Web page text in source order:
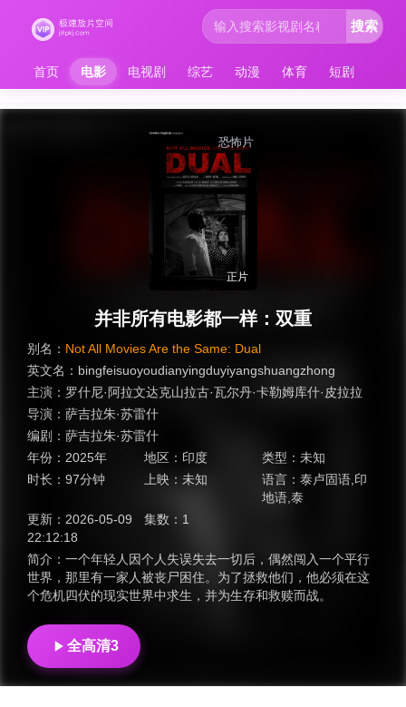
首页 电影 电视剧 综艺 动漫 体育 短剧
搜索
恐怖片
正片
并非所有电影都一样：双重
别名： Not All Movies Are the Same: Dual
英文名： bingfeisuoyoudianyingduyiyangshuangzhong
主演： 罗什尼·阿拉文达克山拉古·瓦尔丹·卡勒姆库什·皮拉拉
导演： 萨吉拉朱·苏雷什
编剧： 萨吉拉朱·苏雷什
年份： 2025年 地区： 印度 类型： 未知
时长： 97分钟 上映：未知 语言： 泰卢固语,印
地语,泰
更新： 2026-05-09
22:12:18
集数： 1
简介： 一个年轻人因个人失误失去一切后，偶然闯入一个平行
世界，那里有一家人被丧尸困住。为了拯救他们，他必须在这
个危机四伏的现实世界中求生，并为生存和救赎而战。
全高清3